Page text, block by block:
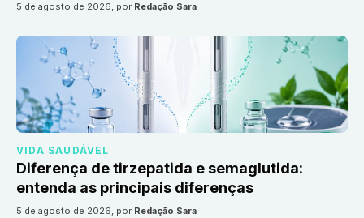
5 de agosto de 2026, por Redação Sara
VIDA SAUDÁVEL
Diferença de tirzepatida e semaglutida:
entenda as principais diferenças
5 de agosto de 2026, por Redação Sara